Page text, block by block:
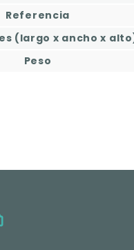
Referencia
(largo x ancho x
Peso